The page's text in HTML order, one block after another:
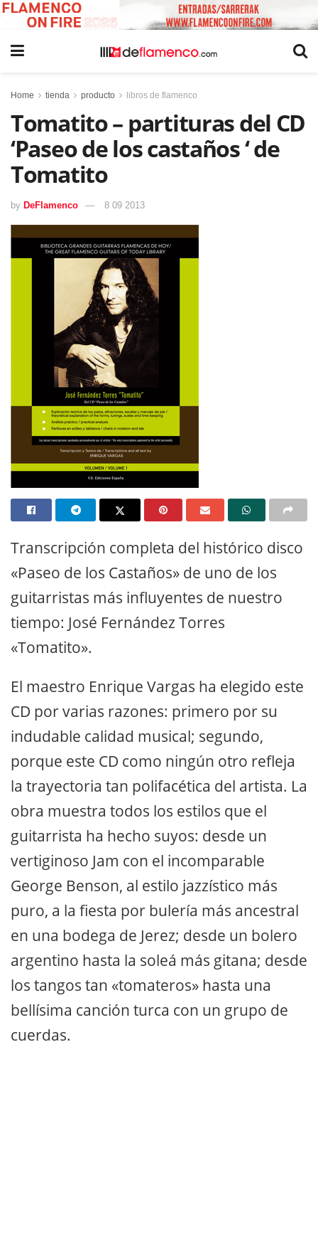
Home tienda producto libros de flamenco
Tomatito – partituras del CD
‘Paseo de los castaños ‘ de
Tomatito
by DeFlamenco 8 09 2013
Transcripción completa del histórico disco
«Paseo de los Castaños» de uno de los
guitarristas más influyentes de nuestro
tiempo: José Fernández Torres
«Tomatito».
El maestro Enrique Vargas ha elegido este
CD por varias razones: primero por su
indudable calidad musical; segundo,
porque este CD como ningún otro refleja
la trayectoria tan polifacética del artista. La
obra muestra todos los estilos que el
guitarrista ha hecho suyos: desde un
vertiginoso Jam con el incomparable
George Benson, al estilo jazzístico más
puro, a la fiesta por bulería más ancestral
en una bodega de Jerez; desde un bolero
argentino hasta la soleá más gitana; desde
los tangos tan «tomateros» hasta una
bellísima canción turca con un grupo de
cuerdas.